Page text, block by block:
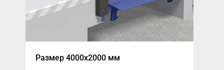
Размер 4000x2000 мм